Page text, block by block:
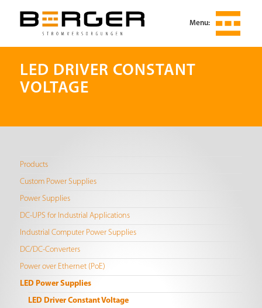
Menu:
LED DRIVER CONSTANT
VOLTAGE
Products
Custom Power Supplies
Power Supplies
DC-UPS for Industrial Applications
Industrial Computer Power Supplies
DC/DC-Converters
Power over Ethernet (PoE)
LED Power Supplies
LED Driver Constant Voltage